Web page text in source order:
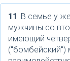
11. В семье у
мужчины со
имеющий